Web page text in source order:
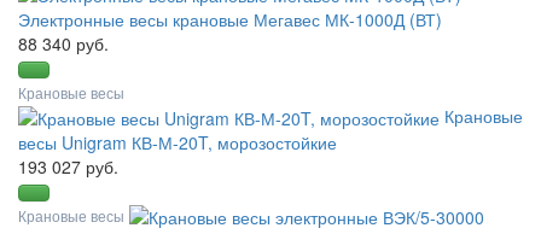
Электронные весы крановые Мегавес МК-1000Д (ВТ)
88 340 руб.
Крановые весы
Крановые
весы Unigram КВ-М-20T, морозостойкие
193 027 руб.
Крановые весы